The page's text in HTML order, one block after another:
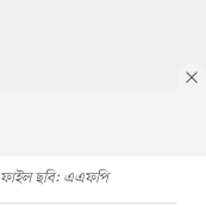
ফাইল ছবি: এএফপি